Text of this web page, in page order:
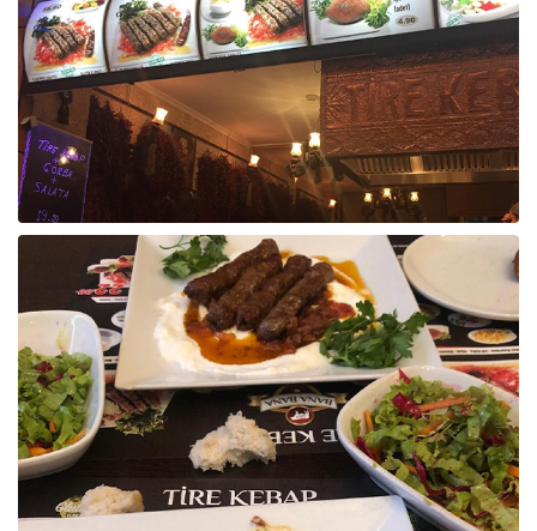
Raf ve Depo Sistemleri
Reklam - Tanıtım - PR ve İnternet
Seyahat - Rent A Car
Tabela - Dijital Baskı